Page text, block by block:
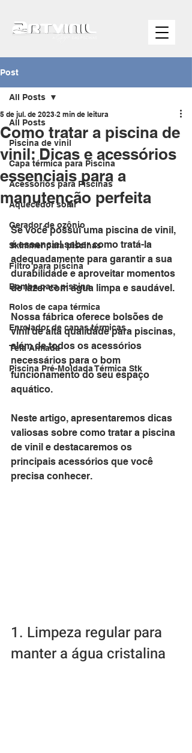
Post
All Posts
Piscina de vinil
Capa térmica para Piscina
Acessórios para Piscinas
Aquecedor solar
Gerador de ozônio
Skimmer para piscinas
Filtro para piscina
Bomba para piscina
Rolos de capa térmica
Enrolador de capas térmicas
Tela Armada
Piscina Pré-Moldada Térmica Stk
All Posts
Como tratar a piscina de
vinil: Dicas e acessórios
essenciais para a
manutenção perfeita
5 de jul. de 2023 2 min de leitura
Se você possui uma piscina de vinil,
é essencial saber como tratá-la
adequadamente para garantir a sua
durabilidade e aproveitar momentos
de lazer com água limpa e saudável.
Nossa fábrica oferece bolsões de
vinil de alta qualidade para piscinas,
além de todos os acessórios
necessários para o bom
funcionamento do seu espaço
aquático.
Neste artigo, apresentaremos dicas
valiosas sobre como tratar a piscina
de vinil e destacaremos os
principais acessórios que você
precisa conhecer.
1. Limpeza regular para
manter a água cristalina